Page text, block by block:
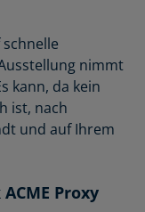
nimmt
kann, da kein
ist, nach
und auf Ihrem
Proxy